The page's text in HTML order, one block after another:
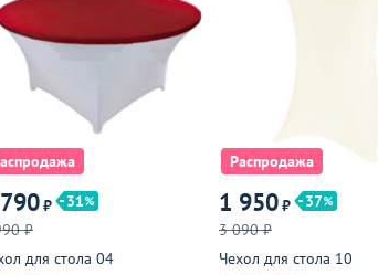
₽
31
₽
для стола 04
Распродажа
1 950₽
37
3 090 ₽
Чехол для стола 10